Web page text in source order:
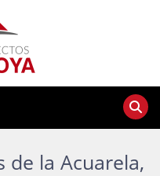
de la Acuarela,